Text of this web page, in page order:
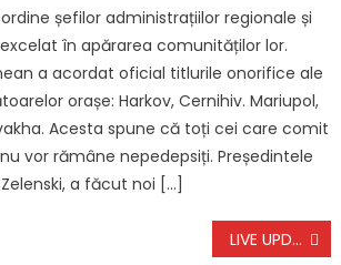
șefilor administrațiilor regionale și
în apărarea comunităților lor.
a acordat oficial titlurile onorifice ale
orașe: Harkov, Cernihiv. Mariupol,
Acesta spune că toți cei care comit
vor rămâne nepedepsiți. Președintele
a făcut noi […]
LIVE UPDATE. Război în Israel, ziua 616. Trupele din Israel au tras focuri asupra unor palestinieni care s-au apropiat de zona Coridorului Netzarim